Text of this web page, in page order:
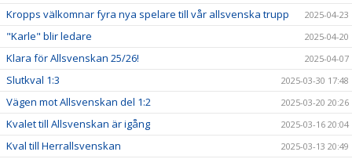
Kropps välkomnar fyra nya spelare till vår allsvenska trupp 2025-04-23
"Karle" blir ledare 2025-04-20
Klara för Allsvenskan 25/26! 2025-04-07
Slutkval 1:3 2025-03-30 17:48
Vägen mot Allsvenskan del 1:2 2025-03-20 20:26
Kvalet till Allsvenskan är igång 2025-03-16 20:04
Kval till Herrallsvenskan 2025-03-13 20:49